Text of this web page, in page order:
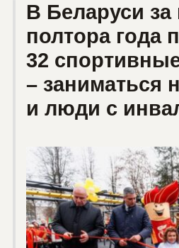
В Беларуси
полтора года
32
– заниматься
и люди с